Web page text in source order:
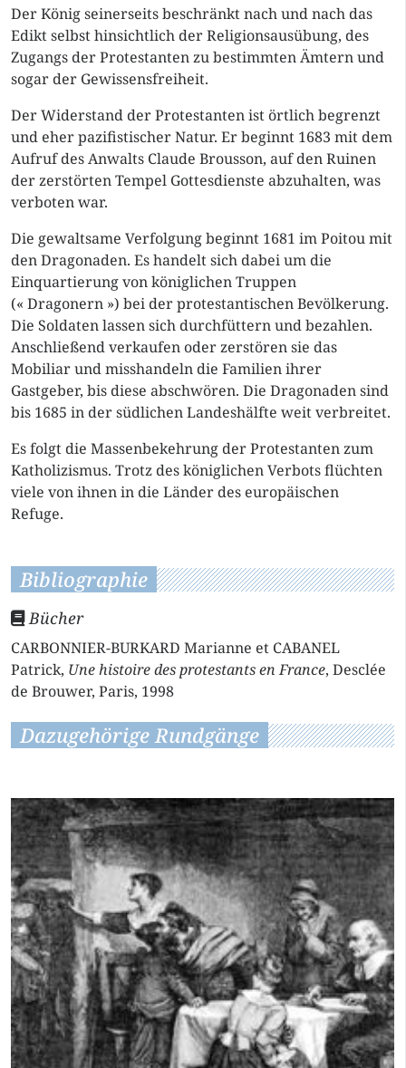
Der König seinerseits beschränkt nach und nach das
Edikt selbst hinsichtlich der Religionsausübung, des
Zugangs der Protestanten zu bestimmten Ämtern und
sogar der Gewissensfreiheit.
Der Widerstand der Protestanten ist örtlich begrenzt
und eher pazifistischer Natur. Er beginnt 1683 mit dem
Aufruf des Anwalts Claude Brousson, auf den Ruinen
der zerstörten Tempel Gottesdienste abzuhalten, was
verboten war.
Die gewaltsame Verfolgung beginnt 1681 im Poitou mit
den Dragonaden. Es handelt sich dabei um die
Einquartierung von königlichen Truppen
(« Dragonern ») bei der protestantischen Bevölkerung.
Die Soldaten lassen sich durchfüttern und bezahlen.
Anschließend verkaufen oder zerstören sie das
Mobiliar und misshandeln die Familien ihrer
Gastgeber, bis diese abschwören. Die Dragonaden sind
bis 1685 in der südlichen Landeshälfte weit verbreitet.
Es folgt die Massenbekehrung der Protestanten zum
Katholizismus. Trotz des königlichen Verbots flüchten
viele von ihnen in die Länder des europäischen
Refuge.
Bibliographie
Bücher
CARBONNIER-BURKARD Marianne et CABANEL
Patrick, Une histoire des protestants en France, Desclée
de Brouwer, Paris, 1998
Dazugehörige Rundgänge